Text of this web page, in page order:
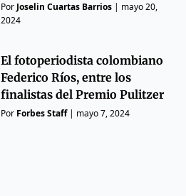
Por Joselin Cuartas Barrios | mayo 20,
2024
El fotoperiodista colombiano
Federico Ríos, entre los
finalistas del Premio Pulitzer
Por Forbes Staff| mayo 7, 2024